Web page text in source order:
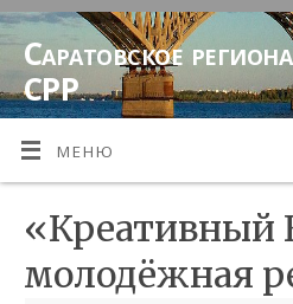
Саратовское
СРР
МЕНЮ
«Креативный
молодёжная